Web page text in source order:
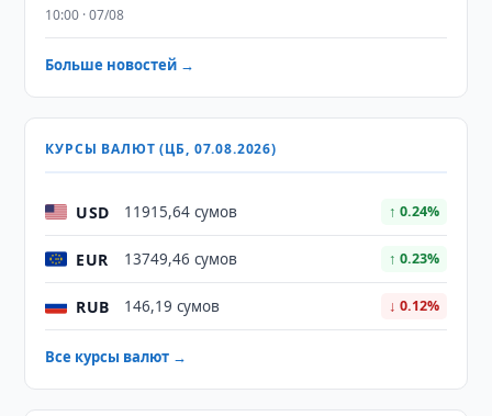
10:00 · 07/08
Больше новостей →
КУРСЫ ВАЛЮТ (ЦБ, 07.08.2026)
USD 11915,64 сумов ↑ 0.24%
EUR 13749,46 сумов ↑ 0.23%
RUB 146,19 сумов ↓ 0.12%
Все курсы валют →